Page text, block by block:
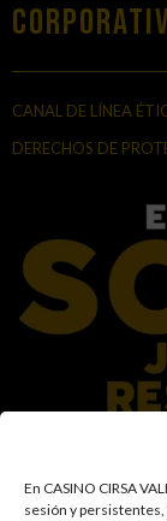
En CASINO CIRSA
sesión y persistentes,
CANAL DE LÍNEA
DERECHOS DE
En el Grupo CIRSA
garantizando un